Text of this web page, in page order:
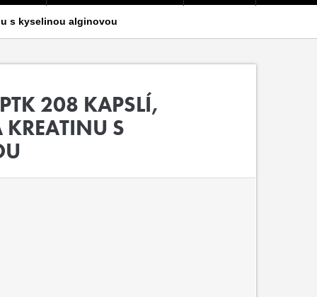
s kyselinou alginovou
208 KAPSLÍ,
S